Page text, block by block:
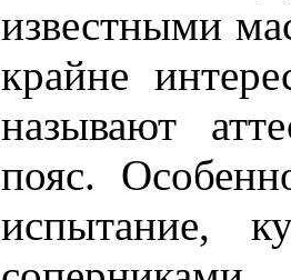
известными
крайне
называют
пояс.
испытание,